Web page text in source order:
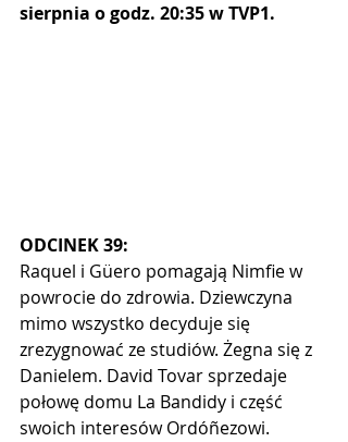
sierpnia o godz. 20:35 w TVP1.
ODCINEK 39:
Raquel i Güero pomagają Nimfie w
powrocie do zdrowia. Dziewczyna
mimo wszystko decyduje się
zrezygnować ze studiów. Żegna się z
Danielem. David Tovar sprzedaje
połowę domu La Bandidy i część
swoich interesów Ordóñezowi.